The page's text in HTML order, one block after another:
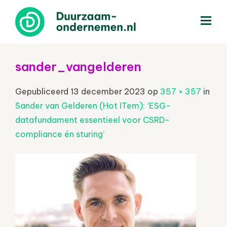
sander_vangelderen
Gepubliceerd 13 december 2023 op 357 × 357 in
Sander van Gelderen (Hot ITem): ‘ESG-
datafundament essentieel voor CSRD-
compliance én sturing’